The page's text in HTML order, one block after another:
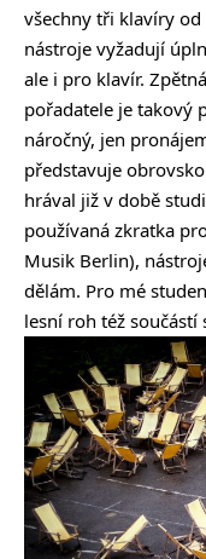
všechny tři klavíry od
nástroje vyžadují
ale i pro klavír.
pořadatele je takový
náročný, jen
představuje
hrával již v době
používaná zkratka
Musik Berlin),
dělám. Pro mé
lesní roh též součástí